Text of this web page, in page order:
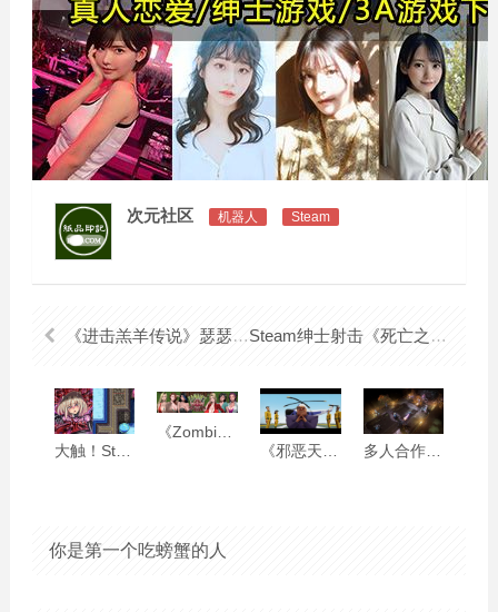
次元社区 机器人 Steam
《进击羔羊传说》瑟瑟更新评测：便便多样化教主更斜槓 繁衍教徒成为宝可梦大C父 Steam绅士射击《死亡之种：甜蜜之家》DLC心得：偶像大湿既后宫也牛头人
大触！Steam绅士《无底触穴》为逃出生天而把魔物榨到昇天 多人合作杀怪《红色至日2》试玩：画虎不成反类犬，残念的即时战术游戏
你是第一个吃螃蟹的人